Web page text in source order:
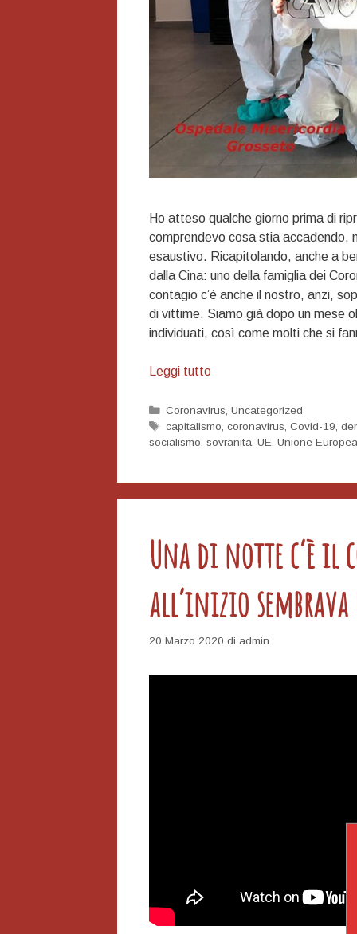
Ho atteso qualche giorno prima di
comprendevo cosa stia accadendo,
esaustivo. Ricapitolando, anche a
dalla Cina: uno della famiglia dei
contagio c’è anche il nostro, anzi,
di vittime. Siamo già dopo un mese
individuati, così come molti che si
Leggi tuttoIl
nero
Categorie
Coronavirus,Uncategorized
Tag
capitalismo,coronavirus,Covid-19,
socialismo, sovranità, UE, Unione Europea
Una di notte c’è il
all’inizio
20 Marzo 2020 di admin